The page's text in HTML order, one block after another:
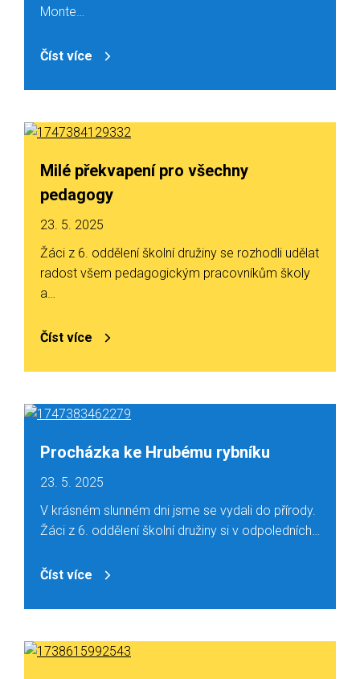
Monte…
Číst více
Milé překvapení pro všechny
pedagogy
23. 5. 2025
Žáci z 6. oddělení školní družiny se rozhodli udělat
radost všem pedagogickým pracovníkům školy
a…
Číst více
Procházka ke Hrubému rybníku
23. 5. 2025
V krásném slunném dni jsme se vydali do přírody.
Žáci z 6. oddělení školní družiny si v odpoledních…
Číst více